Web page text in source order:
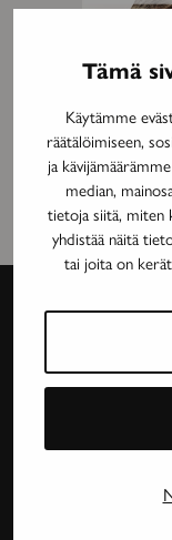
Tämä
Käytämme
räätälöimiseen,
ja
median,
tietoja siitä, miten
yhdistää näitä
tai joita on
lehti